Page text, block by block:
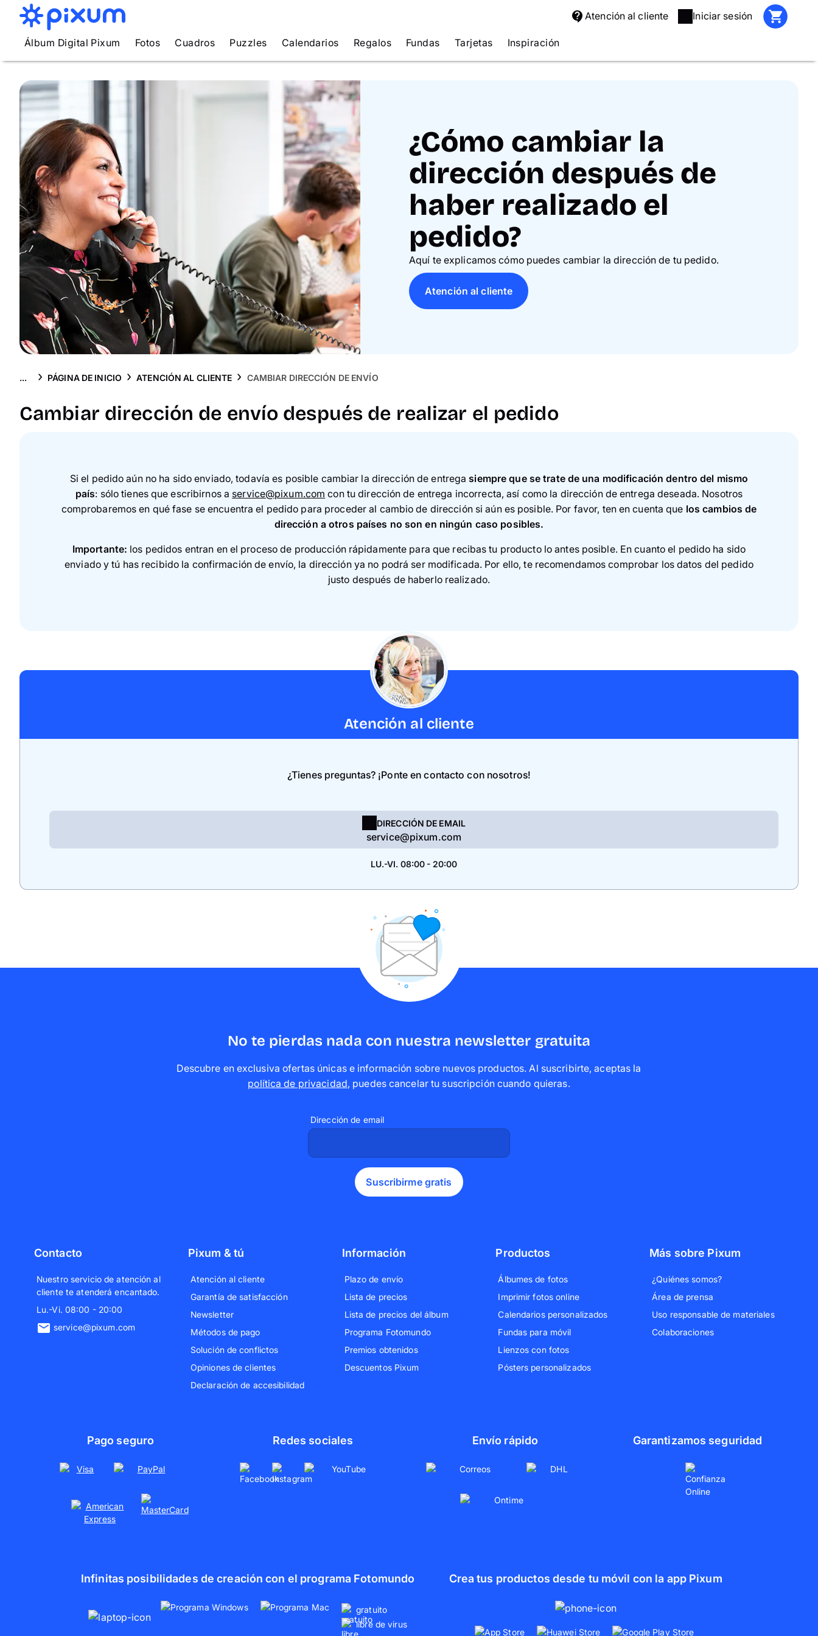
Atención al cliente Iniciar sesión
Álbum Digital Pixum Fotos Cuadros Puzzles Calendarios Regalos Fundas Tarjetas Inspiración
¿Cómo cambiar la
dirección después de
haber realizado el
pedido?
Aquí te explicamos cómo puedes cambiar la dirección de tu pedido.
Atención al cliente
... PÁGINA DE INICIO ATENCIÓN AL CLIENTE CAMBIAR DIRECCIÓN DE ENVÍO
Cambiar dirección de envío después de realizar el pedido
Si el pedido aún no ha sido enviado, todavía es posible cambiar la dirección de entregasiempre que se trate de una modificación dentro del mismo
país: sólo tienes que escribirnos a service@pixum.com con tu dirección de entrega incorrecta, así como la dirección de entrega deseada. Nosotros
comprobaremos en qué fase se encuentra el pedido para proceder al cambio de dirección si aún es posible. Por favor, ten en cuenta que los cambios de
dirección a otros países no son en ningún caso posibles.
Importante: los pedidos entran en el proceso de producción rápidamente para que recibas tu producto lo antes posible. En cuanto el pedido ha sido
enviado y tú has recibido la confirmación de envío, la dirección ya no podrá ser modificada. Por ello, te recomendamos comprobar los datos del pedido
justo después de haberlo realizado.
Atención al cliente
¿Tienes preguntas? ¡Ponte en contacto con nosotros!
DIRECCIÓN DE EMAIL
service@pixum.com
LU.-VI. 08:00 - 20:00
No te pierdas nada con nuestra newsletter gratuita
Descubre en exclusiva ofertas únicas e información sobre nuevos productos. Al suscribirte, aceptas la
política de privacidad, puedes cancelar tu suscripción cuando quieras.
Dirección de email
Suscribirme gratis
Contacto
Nuestro servicio de atención al
cliente te atenderá encantado.
Lu.-Vi. 08:00 - 20:00
service@pixum.com
Pixum & tú
Atención al cliente
Garantía de satisfacción
Newsletter
Métodos de pago
Solución de conflictos
Opiniones de clientes
Declaración de accesibilidad
Información
Plazo de envío
Lista de precios
Lista de precios del álbum
Programa Fotomundo
Premios obtenidos
Descuentos Pixum
Productos
Álbumes de fotos
Imprimir fotos online
Calendarios personalizados
Fundas para móvil
Lienzos con fotos
Pósters personalizados
Más sobre Pixum
¿Quiénes somos?
Área de prensa
Uso responsable de materiales
Colaboraciones
Pago seguro Redes sociales Envío rápido Garantizamos seguridad
Infinitas posibilidades de creación con el programa Fotomundo
gratuito
libre de virus
Crea tus productos desde tu móvil con la app Pixum